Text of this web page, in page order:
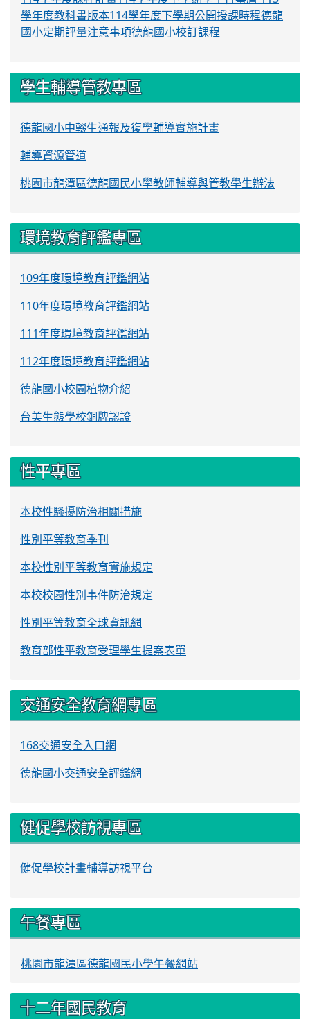
學年度教科書版本114學年度下學期公開授課時程德龍
國小定期評量注意事項德龍國小校訂課程
學生輔導管教專區
德龍國小中輟生通報及復學輔導實施計畫
輔導資源管道
桃園市龍潭區德龍國民小學教師輔導與管教學生辦法
環境教育評鑑專區
109年度環境教育評鑑網站
110年度環境教育評鑑網站
111年度環境教育評鑑網站
112年度環境教育評鑑網站
德龍國小校園植物介紹
台美生態學校銅牌認證
性平專區
本校性騷擾防治相關措施
性別平等教育季刊
本校性別平等教育實施規定
本校校園性別事件防治規定
性別平等教育全球資訊網
教育部性平教育受理學生提案表單
交通安全教育網專區
168交通安全入口網
德龍國小交通安全評鑑網
健促學校訪視專區
健促學校計畫輔導訪視平台
午餐專區
桃園市龍潭區德龍國民小學午餐網站
十二年國民教育